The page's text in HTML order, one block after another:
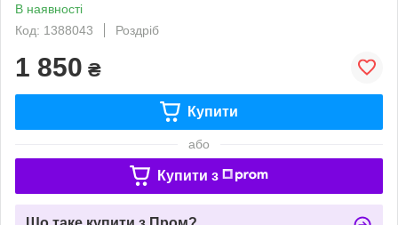
В наявності
Код: 1388043
Роздріб
1 850 ₴
Купити
або
Купити з